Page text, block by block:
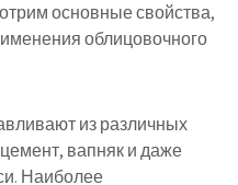
основные свойства,
облицовочного
из различных
вапняк и даже
Наиболее